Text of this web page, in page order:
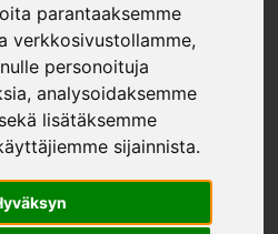
parantaaksemme
verkkosivustollamme,
personoituja
analysoidaksemme
lisätäksemme
sijainnista.